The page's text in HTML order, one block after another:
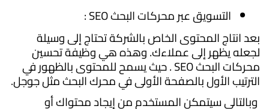
التسويق عبر محركات البحث SEO :
بعد انتاج المحتوى الخاص بالشركة تحتاج إلى وسيلة
لجعله يظهر إلى عملاءك. وهذه هي وظيفة تحسين
محركات البحث SEO . حيث يسمح للمحتوى بالظهور في
الترتيب الأول بالصفحة الأولى في محرك البحث مثل جوجل.
وبالتالي سيتمكن المستخدم من إيجاد محتواك أو